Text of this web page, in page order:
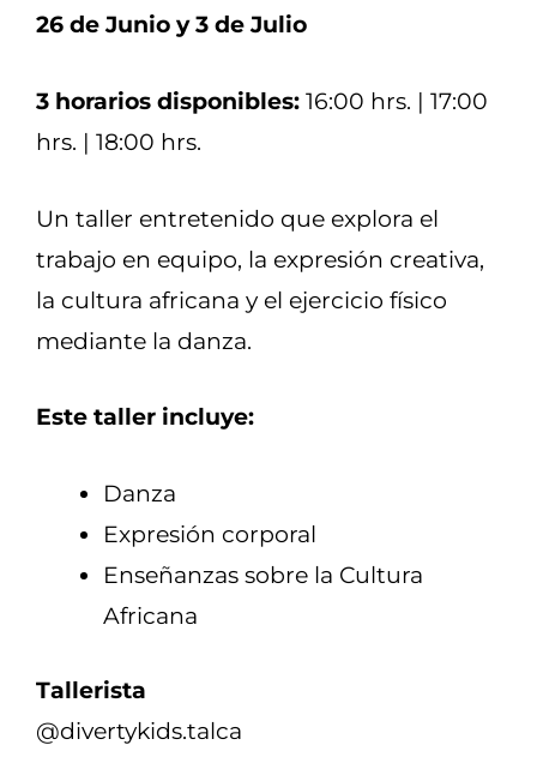
26 de Junio y 3 de Julio
3 horarios disponibles: 16:00 hrs. | 17:00
hrs. | 18:00 hrs.
Un taller entretenido que explora el
trabajo en equipo, la expresión creativa,
la cultura africana y el ejercicio físico
mediante la danza.
Este taller incluye:
Danza
Expresión corporal
Enseñanzas sobre la Cultura
Africana
Tallerista
@divertykids.talca